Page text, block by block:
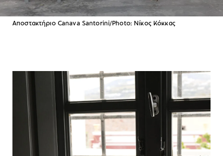
Αποστακτήριο Canava Santorini/Photo: Νίκος Κόκκας